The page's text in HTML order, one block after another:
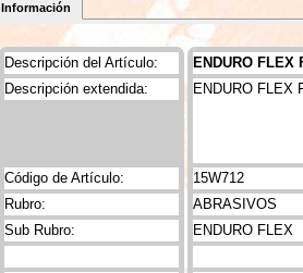
Información
Descripción del Artículo:
Código de Artículo:
Rubro:
Sub Rubro:
Descripción extendida:
ENDURO FLEX
15W712
ABRASIVOS
ENDURO FLEX
ENDURO FLEX